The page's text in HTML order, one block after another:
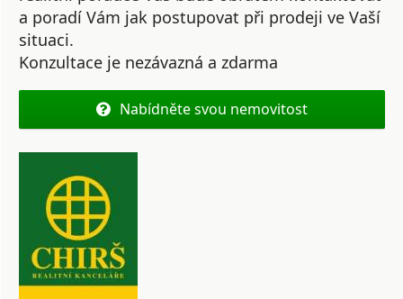
a poradí Vám jak postupovat při prodeji ve Vaší
situaci.
Konzultace je nezávazná a zdarma
Nabídněte svou nemovitost